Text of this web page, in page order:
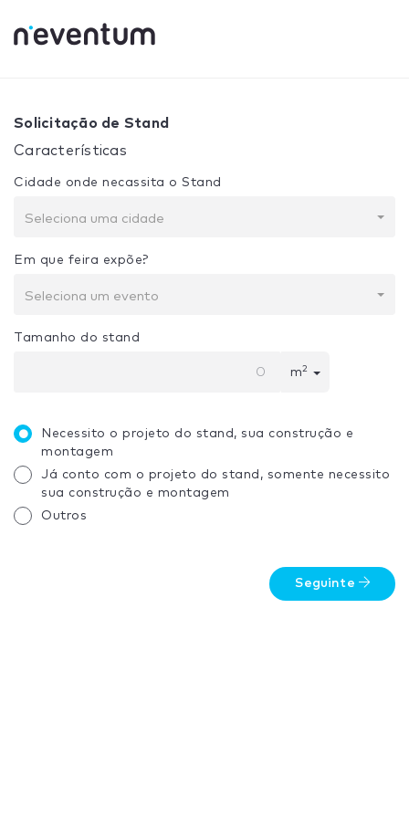
Sua seleção: Projeto + Construção
Solicitação de Stand
Características
Cidade onde necassita o Stand
Seleciona uma cidade
Em que feira expõe?
Seleciona um evento
Tamanho do stand
m2
Necessito o projeto do stand, sua construção e
montagem
Já conto com o projeto do stand, somente necessito
sua construção e montagem
Outros
Seguinte